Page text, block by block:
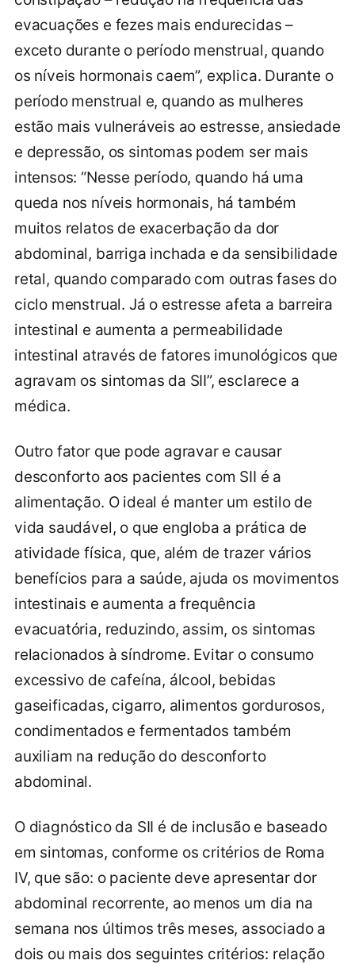
evacuações e fezes mais endurecidas –
exceto durante o período menstrual, quando
os níveis hormonais caem”, explica. Durante o
período menstrual e, quando as mulheres
estão mais vulneráveis ao estresse, ansiedade
e depressão, os sintomas podem ser mais
intensos: “Nesse período, quando há uma
queda nos níveis hormonais, há também
muitos relatos de exacerbação da dor
abdominal, barriga inchada e da sensibilidade
retal, quando comparado com outras fases do
ciclo menstrual. Já o estresse afeta a barreira
intestinal e aumenta a permeabilidade
intestinal através de fatores imunológicos que
agravam os sintomas da SII”, esclarece a
médica.
Outro fator que pode agravar e causar
desconforto aos pacientes com SII é a
alimentação. O ideal é manter um estilo de
vida saudável, o que engloba a prática de
atividade física, que, além de trazer vários
benefícios para a saúde, ajuda os movimentos
intestinais e aumenta a frequência
evacuatória, reduzindo, assim, os sintomas
relacionados à síndrome. Evitar o consumo
excessivo de cafeína, álcool, bebidas
gaseificadas, cigarro, alimentos gordurosos,
condimentados e fermentados também
auxiliam na redução do desconforto
abdominal.
O diagnóstico da SII é de inclusão e baseado
em sintomas, conforme os critérios de Roma
IV, que são: o paciente deve apresentar dor
abdominal recorrente, ao menos um dia na
semana nos últimos três meses, associado a
dois ou mais dos seguintes critérios: relação